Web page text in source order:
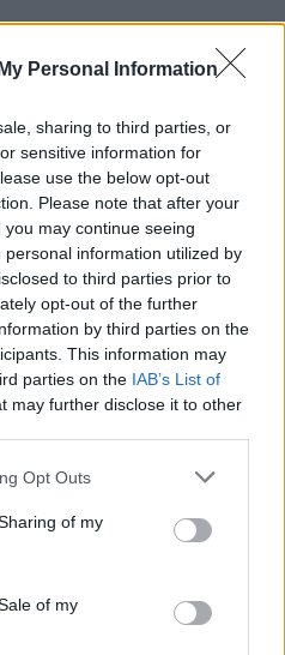
Personal Information
sharing to third parties, or
sensitive information for
use the below opt-out
Please note that after your
may continue seeing
information utilized by
to third parties prior to
opt-out of the further
by third parties on the
This information may
parties on the IAB’s List of
may further disclose it to other
Opt Outs
of my
of my
kaikille –